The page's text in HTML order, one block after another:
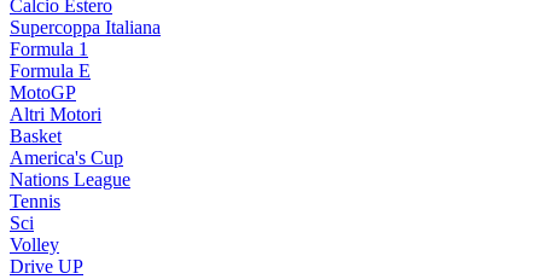
Calcio Estero
Supercoppa Italiana
Formula 1
Formula E
MotoGP
Altri Motori
Basket
America's Cup
Nations League
Tennis
Sci
Volley
Drive UP